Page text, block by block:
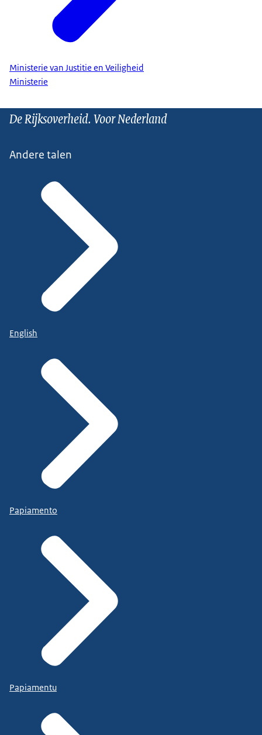
Ministerie van Justitie en Veiligheid
Ministerie
De Rijksoverheid. Voor Nederland
Andere talen
English
Papiamento
Papiamentu